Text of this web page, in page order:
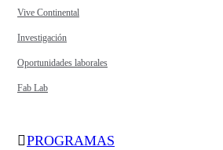
Vive Continental
Investigación
Oportunidades laborales
Fab Lab
PROGRAMAS